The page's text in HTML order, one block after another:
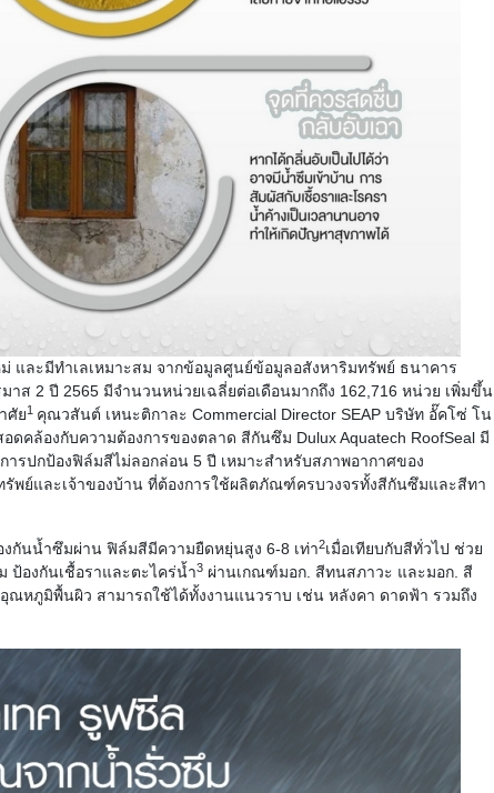
และมีทำเลเหมาะสม จากข้อมูลศูนย์ข้อมูลอสังหาริมทรัพย์ ธนาคาร
าส 2 ปี 2565 มีจำนวนหน่วยเฉลี่ยต่อเดือนมากถึง 162 716 หน่วย เพิ่มขึ้น
ศัย1 คุณวสันต์ เหนะติกาละ Commercial Director SEAP บริษัท อั๊คโซ่ โน
ดคล้องกับความต้องการของตลาด สีกันซึม Dulux Aquatech RoofSeal มี
ารปกป้องฟิล์มสีไม่ลอกล่อน 5 ปี เหมาะสำหรับสภาพอากาศของ
พย์และเจ้าของบ้าน ที่ต้องการใช้ผลิตภัณฑ์ครบวงจรทั้งสีกันซึมและสีทา
งกันน้ำซึมผ่าน ฟิล์มสีมีความยืดหยุ่นสูง 6-8 เท่า2เมื่อเทียบกับสีทั่วไป ช่วย
ป้องกันเชื้อราและตะไคร่น้ำ3 ผ่านเกณฑ์มอก สีทนสภาวะ และมอก สี
ณหภูมิพื้นผิว สามารถใช้ได้ทั้งงานแนวราบ เช่น หลังคา ดาดฟ้า รวมถึง